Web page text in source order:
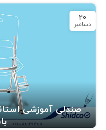
20
دسامبر
صندلی آموزشی